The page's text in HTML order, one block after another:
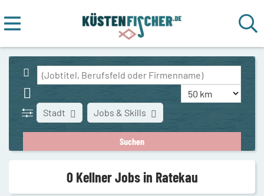
Stadt Jobs & Skills
0 Kellner Jobs in Ratekau